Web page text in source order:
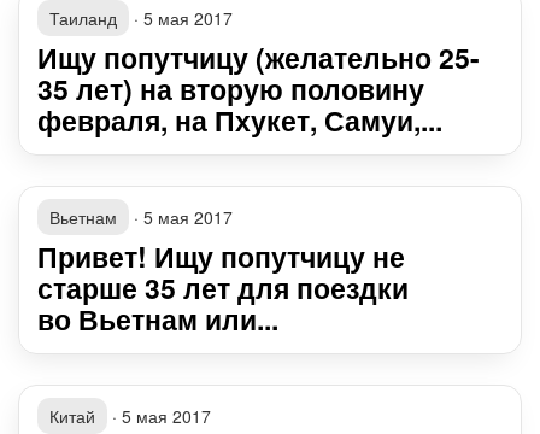
Таиланд · 5 мая 2017
Ищу попутчицу (желательно 25-
35 лет) на вторую половину
февраля, на Пхукет, Самуи,...
Вьетнам · 5 мая 2017
Привет! Ищу попутчицу не
старше 35 лет для поездки
во Вьетнам или...
Китай · 5 мая 2017